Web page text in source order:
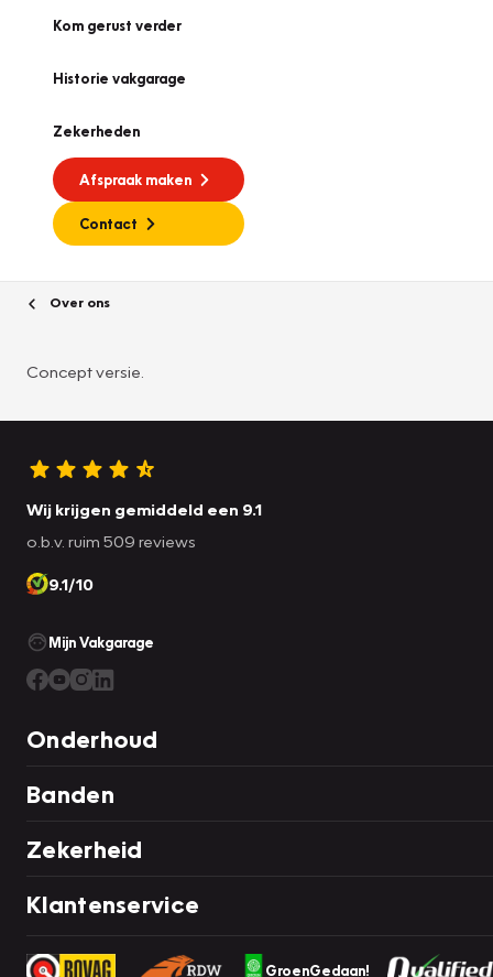
Kom gerust verder
Historie vakgarage
Zekerheden
Afspraak maken
Contact
Over ons
Concept versie.
Wij krijgen gemiddeld een 9.1
o.b.v. ruim 509 reviews
9.1/10
Mijn Vakgarage
Onderhoud
Banden
Zekerheid
Klantenservice
GroenGedaan!